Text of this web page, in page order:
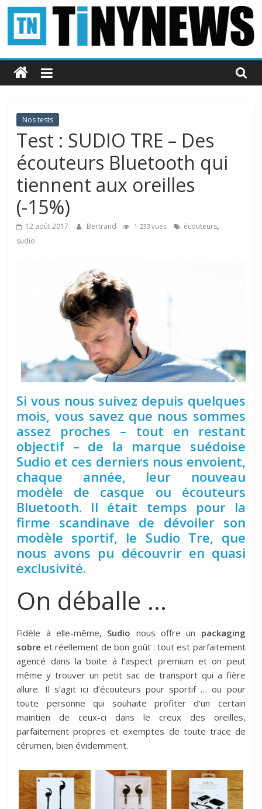
Passer
contenu
Tinynews
Le
belge
connecté
Nos tests
Test : SUDIO TRE – Des
écouteurs Bluetooth qui
tiennent aux oreilles
(-15%)
12 août 2017 Bertrand 1 233 vues écouteurs,
sudio
Si vous nous suivez depuis quelques
mois, vous savez que nous sommes
assez proches – tout en restant
objectif – de la marque suédoise
Sudio et ces derniers nous envoient,
chaque année, leur nouveau
modèle de casque ou écouteurs
Bluetooth. Il était temps pour la
firme scandinave de dévoiler son
modèle sportif, le Sudio Tre, que
nous avons pu découvrir en quasi
exclusivité.
On déballe …
Fidèle à elle-même, Sudio nous offre un packaging
sobre et réellement de bon goût : tout est parfaitement
agencé dans la boite à l’aspect premium et on peut
même y trouver un petit sac de transport qui a fière
allure. Il s’agit ici d’écouteurs pour sportif … ou pour
toute personne qui souhaite profiter d’un certain
maintien de ceux-ci dans le creux des oreilles,
parfaitement propres et exemptes de toute trace de
cérumen, bien évidemment.